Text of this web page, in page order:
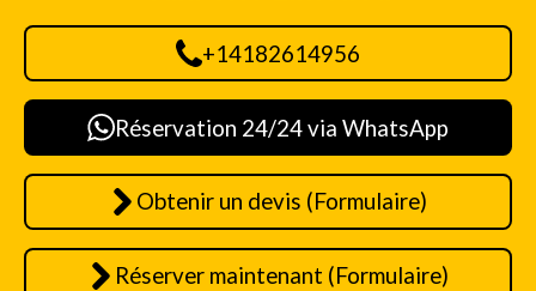
+14182614956
Réservation 24/24 via WhatsApp
Obtenir un devis (Formulaire)
Réserver maintenant (Formulaire)